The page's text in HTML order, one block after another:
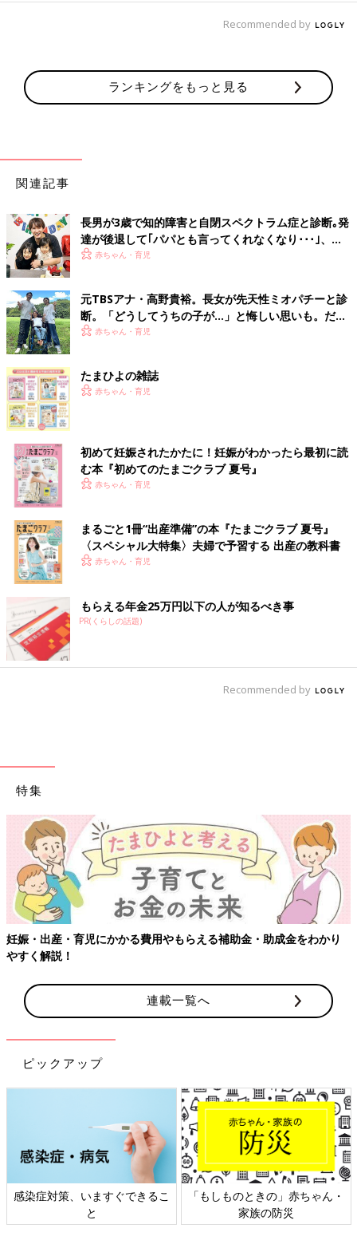
Recommended by
ランキングをもっと見る
関連記事
長男が3歳で知的障害と自閉スペクトラム症と診断｡発
達が後退して｢パパとも言ってくれなくなり･･･｣、元
プロバスケ選手･岡田優介
赤ちゃん・育児
元TBSアナ・高野貴裕。長女が先天性ミオパチーと診
断。「どうしてうちの子が…」と悔しい思いも。だか
らこそ、娘との時間を全力で楽しみたい
赤ちゃん・育児
たまひよの雑誌
赤ちゃん・育児
初めて妊娠されたかたに！妊娠がわかったら最初に読
む本『初めてのたまごクラブ 夏号』
赤ちゃん・育児
まるごと1冊“出産準備”の本『たまごクラブ 夏号』
〈スペシャル大特集〉夫婦で予習する 出産の教科書
赤ちゃん・育児
もらえる年金25万円以下の人が知るべき事
PR(くらしの話題)
Recommended by
特集
・出産・育児にかかる費用やもらえる補助金・助成金をわかり
く解説！
連載一覧へ
ピックアップ
感染症対策、いますぐできるこ
と
「もしものときの」赤ちゃん・
家族の防災